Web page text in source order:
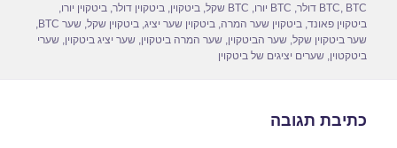
בתאריך
BTC, BTC דולר , BTC יורו , BTC שקל ,ביטקוין,ביטקוין דולר,ביטקוין יורו,
ביטקוין פאונד,ביטקוין שער המרה,ביטקוין שער יציג,ביטקוין שקל,שער BTC
,
שער ביטקוין שקל,שער הביטקוין,שער המרה ביטקוין,שער יציג ביטקוין,שערי
ביטקטוין,שערים יציגים של ביטקוין
כתיבת תגובה